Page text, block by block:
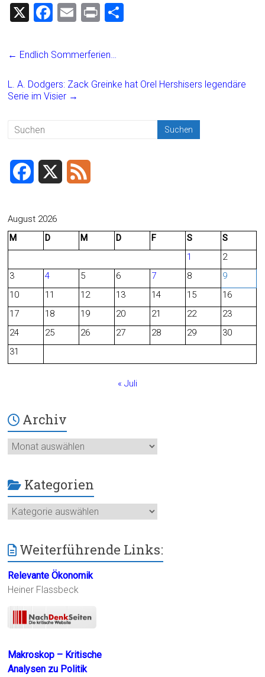
X
F
ce
o
E
ai
Pr
t
← Endlich Sommerferien…
L. A. Dodgers: Zack Greinke hat Orel Hershisers legendäre
Serie im Visier →
c
b
o
August 2026
M
D M D F S
S
1
2
3
4 5 6 7 8
9
10
11 12 13 14 15
16
17
18 19 20 21 22
23
24
25 26 27 28 29
30
31
« Juli
Archiv
Archiv
Kategorien
Kategorien
Weiterführende Links:
Relevante Ökonomik
Heiner Flassbeck
Makroskop – Kritische
Analysen zu Politik